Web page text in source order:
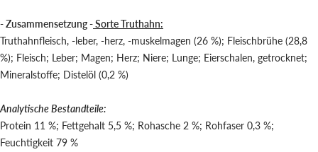
- Zusammensetzung -Sorte Truthahn:
Truthahnfleisch, -leber, -herz, -muskelmagen (26 %); Fleischbrühe (28,8
%); Fleisch; Leber; Magen; Herz; Niere; Lunge; Eierschalen, getrocknet;
Mineralstoffe; Distelöl (0,2 %)
Analytische Bestandteile:
Protein 11 %; Fettgehalt 5,5 %; Rohasche 2 %; Rohfaser 0,3 %;
Feuchtigkeit 79 %